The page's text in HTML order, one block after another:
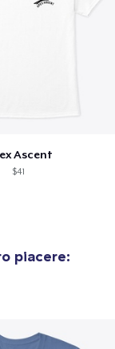
Ascent
$41
piacere: